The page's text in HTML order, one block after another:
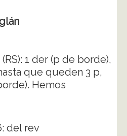
(RS): 1 der (p de borde),
que queden 3 p,
Hemos
del rev